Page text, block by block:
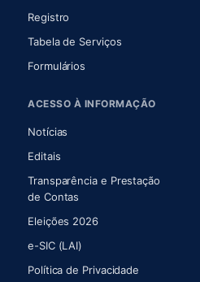
Registro
Tabela de Serviços
Formulários
ACESSO À INFORMAÇÃO
Notícias
Editais
Transparência e Prestação
de Contas
Eleições 2026
e-SIC (LAI)
Política de Privacidade